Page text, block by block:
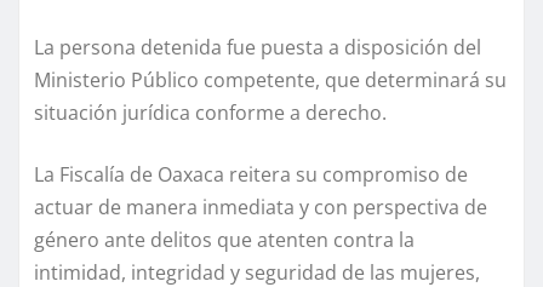
La persona detenida fue puesta a disposición del
Ministerio Público competente, que determinará su
situación jurídica conforme a derecho.
La Fiscalía de Oaxaca reitera su compromiso de
actuar de manera inmediata y con perspectiva de
género ante delitos que atenten contra la
intimidad, integridad y seguridad de las mujeres,